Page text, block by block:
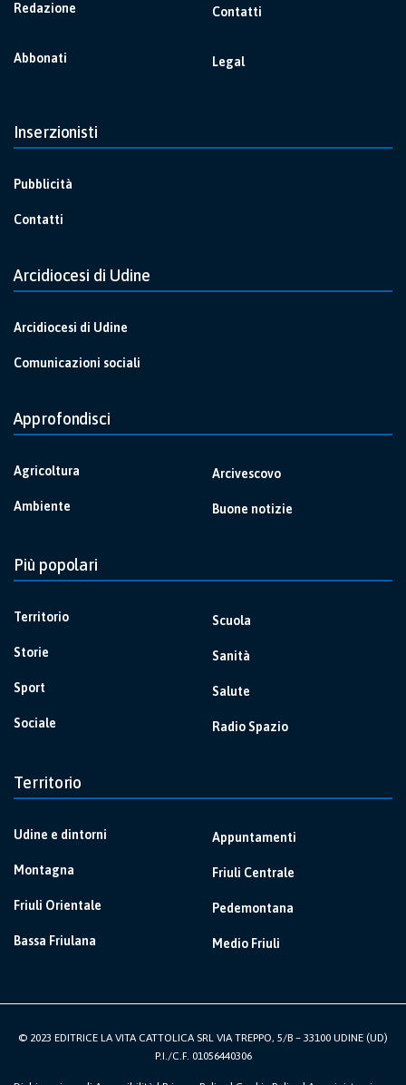
Redazione
Abbonati
Contatti
Legal
Inserzionisti
Pubblicità
Contatti
Arcidiocesi di Udine
Arcidiocesi di Udine
Comunicazioni sociali
Approfondisci
Agricoltura
Ambiente
Arcivescovo
Buone notizie
Più popolari
Territorio
Storie
Sport
Sociale
Scuola
Sanità
Salute
Radio Spazio
Territorio
Udine e dintorni
Montagna
Friuli Orientale
Bassa Friulana
Appuntamenti
Friuli Centrale
Pedemontana
Medio Friuli
© 2023 EDITRICE LA VITA CATTOLICA SRL VIA TREPPO, 5/B – 33100 UDINE (UD)
P.I./C.F. 01056440306